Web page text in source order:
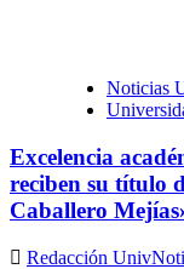
Noticias
Excelencia
reciben su título
Caballero
Redacción